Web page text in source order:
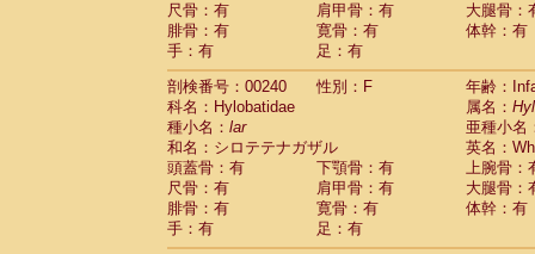
尺骨：有
肩甲骨：有
大腿骨：
腓骨：有
寛骨：有
体幹：有
手：有
足：有
剖検番号：00240
性別：F
年齢：
科名：Hylobatidae
属名：
種小名： lar
亜種小名
和名：シロテテナガザル
英名：
頭蓋骨：有
下顎骨：有
上腕骨：
尺骨：有
肩甲骨：有
大腿骨：
腓骨：有
寛骨：有
体幹：有
手：有
足：有